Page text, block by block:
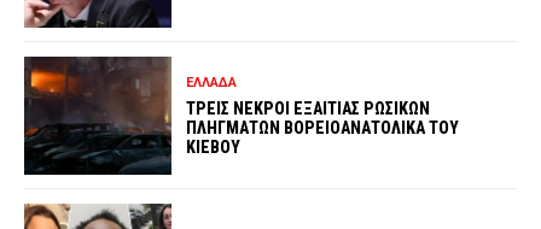
ΕΛΛΑΔΑ
ΤΡΕΙΣ ΝΕΚΡΟΙ ΕΞΑΙΤΙΑΣ ΡΩΣΙΚΩΝ
ΠΛΗΓΜΑΤΩΝ ΒΟΡΕΙΟΑΝΑΤΟΛΙΚΑ ΤΟΥ
ΚΙΕΒΟΥ